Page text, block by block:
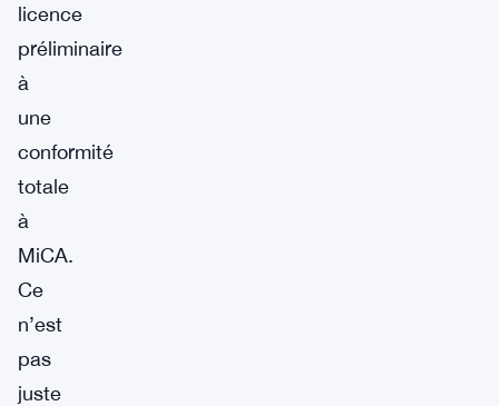
licence
préliminaire
à
une
conformité
totale
à
MiCA.
Ce
n’est
pas
juste